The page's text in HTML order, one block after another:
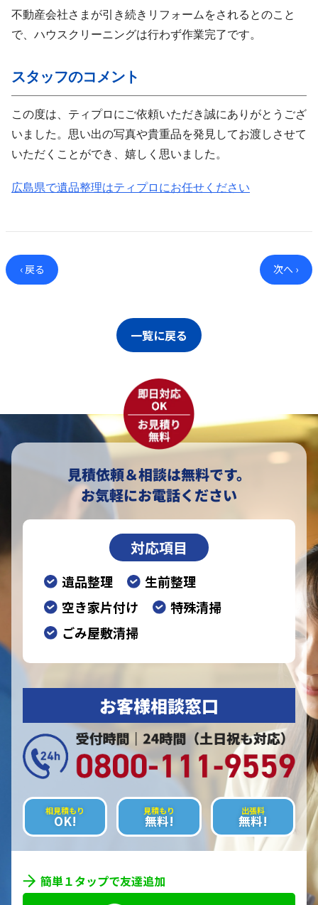
不動産会社さまが引き続きリフォームをされるとのこと
で、ハウスクリーニングは行わず作業完了です。
スタッフのコメント
この度は、ティプロにご依頼いただき誠にありがとうござ
いました。思い出の写真や貴重品を発見してお渡しさせて
いただくことができ、嬉しく思いました。
広島県で遺品整理はティプロにお任せください
‹ 戻る 次へ ›
一覧に戻る
見積依頼＆相談は無料です。
お気軽にお電話ください
対応項目
遺品整理
生前整理
空き家片付け
特殊清掃
ごみ屋敷清掃
お客様相談窓口
相見積もり
OK!
見積もり
無料!
出張料
無料!
簡単１タップで友達追加